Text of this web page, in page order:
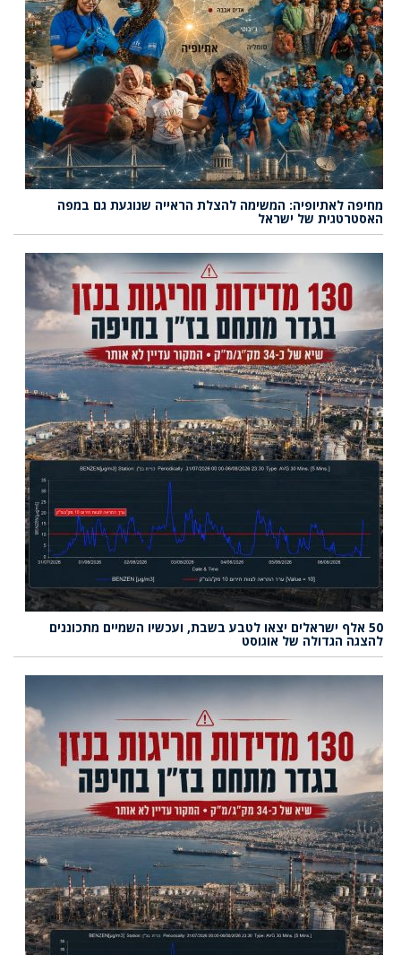
מחיפה לאתיופיה: המשימה להצלת הראייה שנוגעת גם במפה
האסטרטגית של ישראל
50 אלף ישראלים יצאו לטבע בשבת, ועכשיו השמיים מתכוננים
להצגה הגדולה של אוגוסט